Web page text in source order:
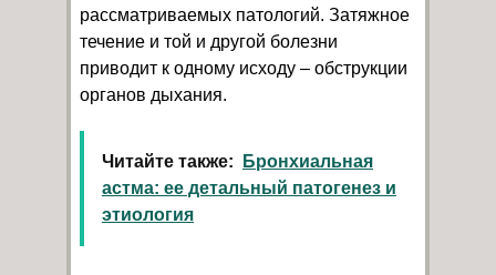
рассматриваемых патологий. Затяжное
течение и той и другой болезни
приводит к одному исходу – обструкции
органов дыхания.
Читайте также:
Бронхиальная
астма: ее детальный патогенез и
этиология